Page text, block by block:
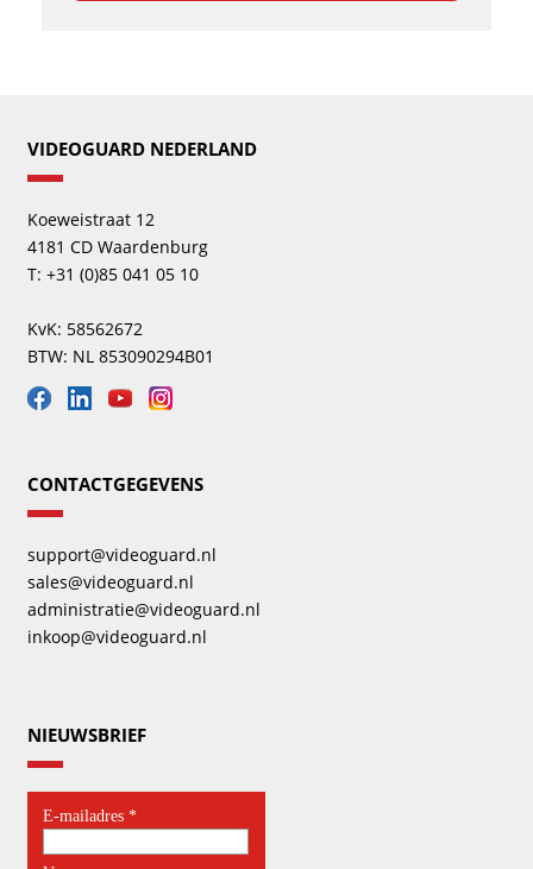
VIDEOGUARD NEDERLAND
Koeweistraat 12
4181 CD Waardenburg
T: +31 (0)85 041 05 10
KvK: 58562672
BTW: NL 853090294B01
CONTACTGEGEVENS
support@videoguard.nl
sales@videoguard.nl
administratie@videoguard.nl
inkoop@videoguard.nl
NIEUWSBRIEF